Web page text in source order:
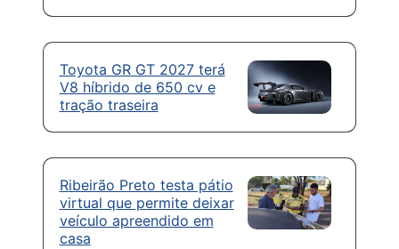
Toyota GR GT 2027 terá
V8 híbrido de 650 cv e
tração traseira
Ribeirão Preto testa pátio
virtual que permite deixar
veículo apreendido em
casa